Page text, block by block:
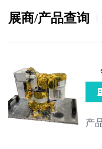
展商/产品查询
产